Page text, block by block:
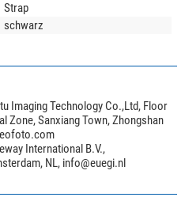
Strap
schwarz
Imaging Technology Co.,Ltd, Floor
Zone, Sanxiang Town, Zhongshan
International B.V.,
NL, info@euegi.nl